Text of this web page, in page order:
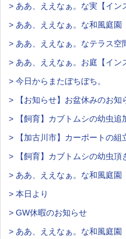
> ああ、ええなぁ。な実【イン
> ああ、ええなぁ。な和風庭園
> ああ、ええなぁ。なテラス空
> ああ、ええなぁ。お庭【イン
> 今日からまたぼちぼち。
> 【お知らせ】お盆休みのお知
> 【飼育】カブトムシの幼虫追
> 【加古川市】カーポートの組
> 【飼育】カブトムシの幼虫頂
> ああ、ええなぁ。な和風庭園
> 本日より
> GW休暇のお知らせ
> ああ、ええなぁ。な和風庭園